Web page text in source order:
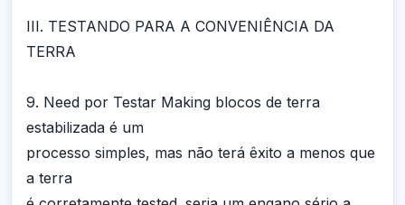
III. TESTANDO PARA A CONVENIÊNCIA DA
TERRA
9. Need por Testar Making blocos de terra
estabilizada é um
processo simples, mas não terá êxito a menos que
a terra